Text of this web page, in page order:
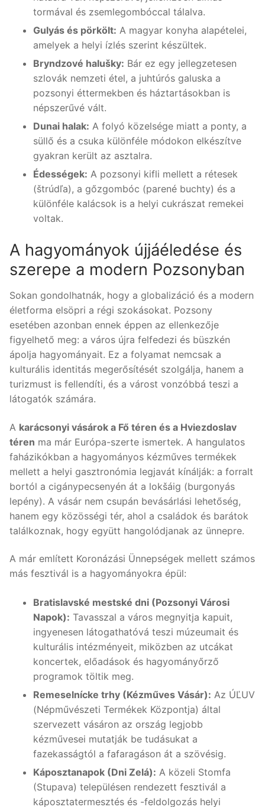
tormával és zsemlegombóccal tálalva.
Gulyás és pörkölt: A magyar konyha alapételei,
amelyek a helyi ízlés szerint készültek.
Bryndzové halušky: Bár ez egy jellegzetesen
szlovák nemzeti étel, a juhtúrós galuska a
pozsonyi éttermekben és háztartásokban is
népszerűvé vált.
Dunai halak: A folyó közelsége miatt a ponty, a
süllő és a csuka különféle módokon elkészítve
gyakran került az asztalra.
Édességek: A pozsonyi kifli mellett a rétesek
(štrúdľa), a gőzgombóc (parené buchty) és a
különféle kalácsok is a helyi cukrászat remekei
voltak.
A hagyományok újjáéledése és
szerepe a modern Pozsonyban
Sokan gondolhatnák, hogy a globalizáció és a modern
életforma elsöpri a régi szokásokat. Pozsony
esetében azonban ennek éppen az ellenkezője
figyelhető meg: a város újra felfedezi és büszkén
ápolja hagyományait. Ez a folyamat nemcsak a
kulturális identitás megerősítését szolgálja, hanem a
turizmust is fellendíti, és a várost vonzóbbá teszi a
látogatók számára.
A karácsonyi vásárok a Fő téren és a Hviezdoslav
téren ma már Európa-szerte ismertek. A hangulatos
faházikókban a hagyományos kézműves termékek
mellett a helyi gasztronómia legjavát kínálják: a forralt
bortól a cigánypecsenyén át a lokšáig (burgonyás
lepény). A vásár nem csupán bevásárlási lehetőség,
hanem egy közösségi tér, ahol a családok és barátok
találkoznak, hogy együtt hangolódjanak az ünnepre.
A már említett Koronázási Ünnepségek mellett számos
más fesztivál is a hagyományokra épül:
Bratislavské mestské dni (Pozsonyi Városi
Napok): Tavasszal a város megnyitja kapuit,
ingyenesen látogathatóvá teszi múzeumait és
kulturális intézményeit, miközben az utcákat
koncertek, előadások és hagyományőrző
programok töltik meg.
Remeselnícke trhy (Kézműves Vásár): Az ÚĽUV
(Népművészeti Termékek Központja) által
szervezett vásáron az ország legjobb
kézművesei mutatják be tudásukat a
fazekasságtól a fafaragáson át a szövésig.
Káposztanapok (Dni Zelá): A közeli Stomfa
(Stupava) településen rendezett fesztivál a
káposztatermesztés és -feldolgozás helyi